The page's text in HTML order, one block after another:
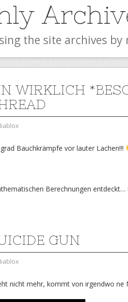
the site archives
WIRKLICH
Bauchkrämpfe vor lauter Lachen!!!
Berechnungen
GUN
nicht mehr, kommt von irgendwo ne